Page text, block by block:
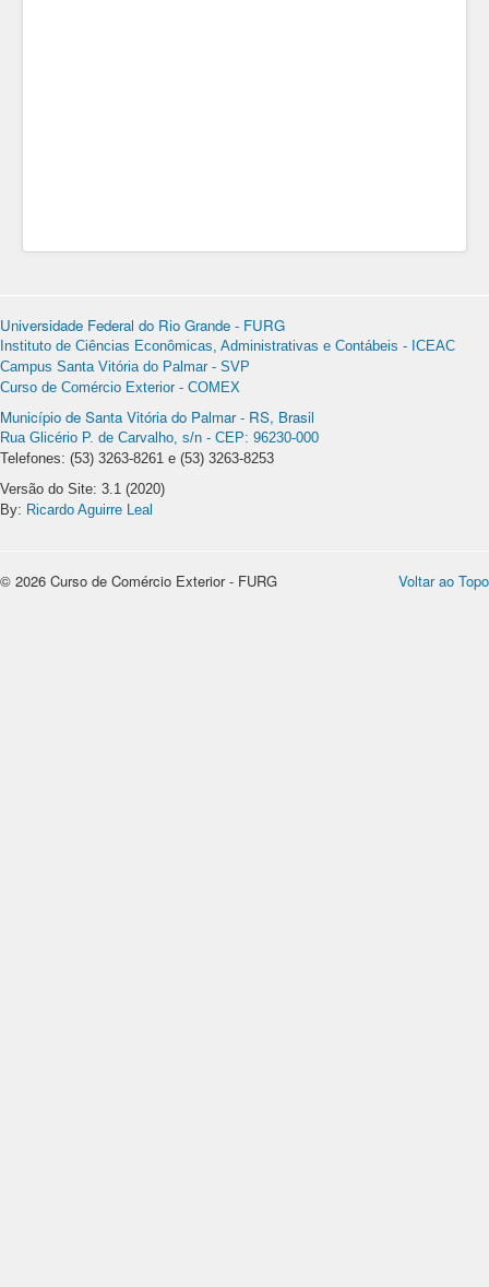
Universidade Federal do Rio Grande - FURG
Instituto de Ciências Econômicas, Administrativas e Contábeis - ICEAC
Campus Santa Vitória do Palmar - SVP
Curso de Comércio Exterior - COMEX
Município de Santa Vitória do Palmar - RS, Brasil
Rua Glicério P. de Carvalho, s/n - CEP: 96230-000
Telefones: (53) 3263-8261 e (53) 3263-8253
Versão do Site: 3.1 (2020)
By: Ricardo Aguirre Leal
Voltar ao Topo
© 2026 Curso de Comércio Exterior - FURG